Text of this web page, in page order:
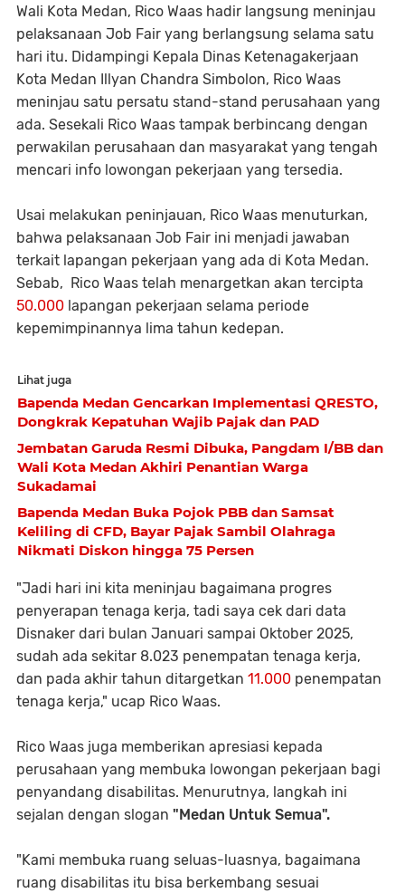
Wali Kota Medan, Rico Waas hadir langsung meninjau
pelaksanaan Job Fair yang berlangsung selama satu
hari itu. Didampingi Kepala Dinas Ketenagakerjaan
Kota Medan Illyan Chandra Simbolon, Rico Waas
meninjau satu persatu stand-stand perusahaan yang
ada. Sesekali Rico Waas tampak berbincang dengan
perwakilan perusahaan dan masyarakat yang tengah
mencari info lowongan pekerjaan yang tersedia.
Usai melakukan peninjauan, Rico Waas menuturkan,
bahwa pelaksanaan Job Fair ini menjadi jawaban
terkait lapangan pekerjaan yang ada di Kota Medan.
Sebab, Rico Waas telah menargetkan akan tercipta
50.000 lapangan pekerjaan selama periode
kepemimpinannya lima tahun kedepan.
Lihat juga
Bapenda Medan Gencarkan Implementasi QRESTO,
Dongkrak Kepatuhan Wajib Pajak dan PAD
Jembatan Garuda Resmi Dibuka, Pangdam I/BB dan
Wali Kota Medan Akhiri Penantian Warga
Sukadamai
Bapenda Medan Buka Pojok PBB dan Samsat
Keliling di CFD, Bayar Pajak Sambil Olahraga
Nikmati Diskon hingga 75 Persen
"Jadi hari ini kita meninjau bagaimana progres
penyerapan tenaga kerja, tadi saya cek dari data
Disnaker dari bulan Januari sampai Oktober 2025,
sudah ada sekitar 8.023 penempatan tenaga kerja,
dan pada akhir tahun ditargetkan 11.000 penempatan
tenaga kerja," ucap Rico Waas.
Rico Waas juga memberikan apresiasi kepada
perusahaan yang membuka lowongan pekerjaan bagi
penyandang disabilitas. Menurutnya, langkah ini
sejalan dengan slogan "Medan Untuk Semua".
"Kami membuka ruang seluas-luasnya, bagaimana
ruang disabilitas itu bisa berkembang sesuai